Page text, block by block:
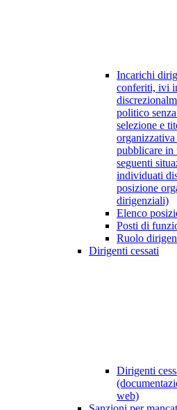
Incarichi
conferiti, ivi
politico
selezione e
pubblicare in
seguenti
individuati
posizione
dirigenziali)
Elenco
Posti di
Ruolo
Dirigenti cessati
Dirigenti
web)